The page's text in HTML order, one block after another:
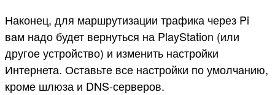
Наконец, для маршрутизации трафика через Pi
вам надо будет вернуться на PlayStation (или
другое устройство) и изменить настройки
Интернета. Оставьте все настройки по умолчанию,
кроме шлюза и DNS-серверов.